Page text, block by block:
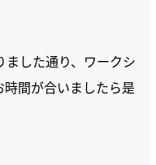
した通り、ワークシ
間が合いましたら是